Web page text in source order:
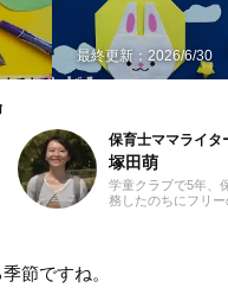
最終更新： 2026/6/30
保育士ママライタ
塚田萌
学童クラブで5年、
務したのちにフリ
節ですね。